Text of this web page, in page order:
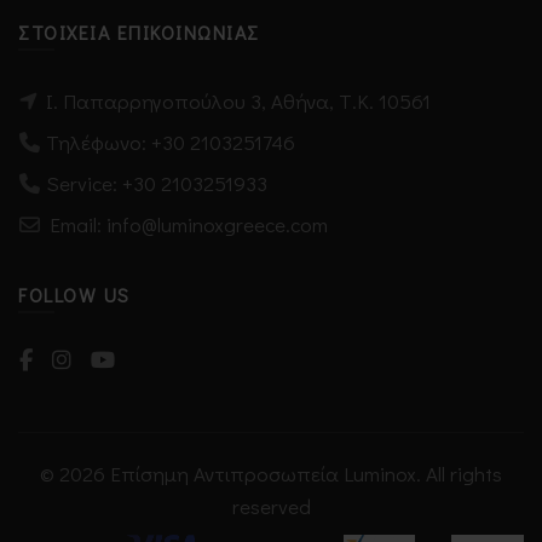
ΣΤΟΙΧΕΊΑ ΕΠΙΚΟΙΝΩΝΊΑΣ
Ι. Παπαρρηγοπούλου 3, Αθήνα, Τ.Κ. 10561
Τηλέφωνο: +30 2103251746
Service: +30 2103251933
Email: info@luminoxgreece.com
FOLLOW US
© 2026 Επίσημη Αντιπροσωπεία Luminox. All rights
reserved